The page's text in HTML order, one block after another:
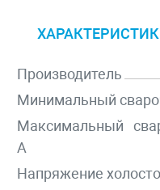
Производитель
Минимальный
Максимальный
А
Напряжение